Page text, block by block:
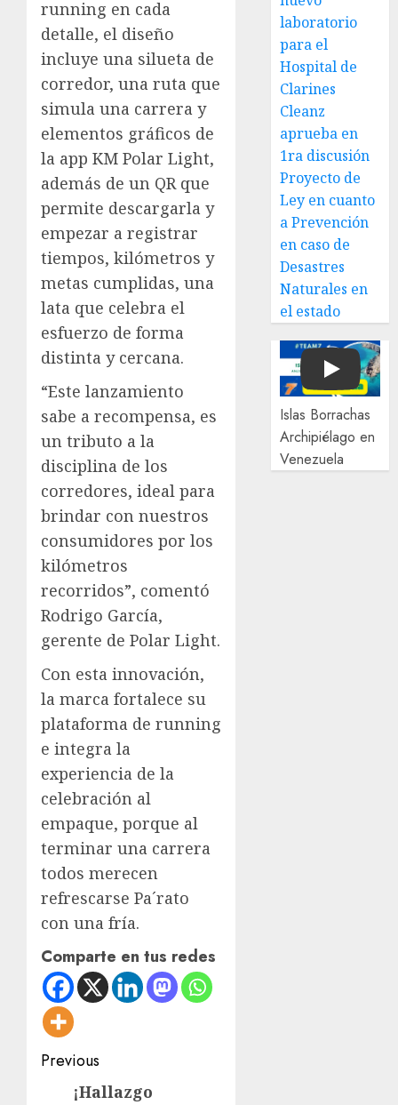
running en cada
detalle, el diseño
incluye una silueta de
corredor, una ruta que
simula una carrera y
elementos gráficos de
la app KM Polar Light,
además de un QR que
permite descargarla y
empezar a registrar
tiempos, kilómetros y
metas cumplidas, una
lata que celebra el
esfuerzo de forma
distinta y cercana.
“Este lanzamiento
sabe a recompensa, es
un tributo a la
disciplina de los
corredores, ideal para
brindar con nuestros
consumidores por los
kilómetros
recorridos”, comentó
Rodrigo García,
gerente de Polar Light.
Con esta innovación,
la marca fortalece su
plataforma de running
e integra la
experiencia de la
celebración al
empaque, porque al
terminar una carrera
todos merecen
refrescarse Pa´rato
con una fría.
Comparte en tus redes
Post
navigation
Previous
Previous
¡Hallazgo
laboratorio
para el
Hospital de
Clarines
Cleanz
aprueba en
1ra discusión
Proyecto de
Ley en cuanto
a Prevención
en caso de
Desastres
Naturales en
el estado
Play
Islas Borrachas
Archipiélago en
Venezuela